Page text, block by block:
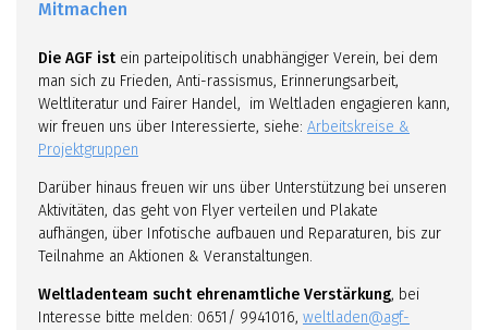
Mitmachen
Die AGF ist ein parteipolitisch unabhängiger Verein, bei dem
man sich zu Frieden, Anti-rassismus, Erinnerungsarbeit,
Weltliteratur und Fairer Handel, im Weltladen engagieren kann,
wir freuen uns über Interessierte, siehe: Arbeitskreise &
Projektgruppen
Darüber hinaus freuen wir uns über Unterstützung bei unseren
Aktivitäten, das geht von Flyer verteilen und Plakate
aufhängen, über Infotische aufbauen und Reparaturen, bis zur
Teilnahme an Aktionen & Veranstaltungen.
Weltladenteam sucht ehrenamtliche Verstärkung, bei
Interesse bitte melden: 0651/ 9941016, weltladen@agf-